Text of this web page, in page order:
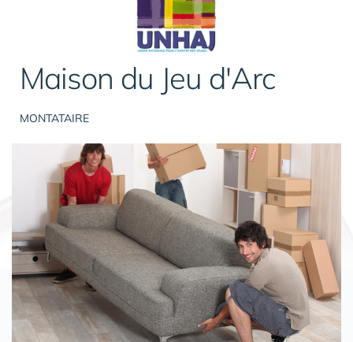
Maison du Jeu d'Arc
MONTATAIRE